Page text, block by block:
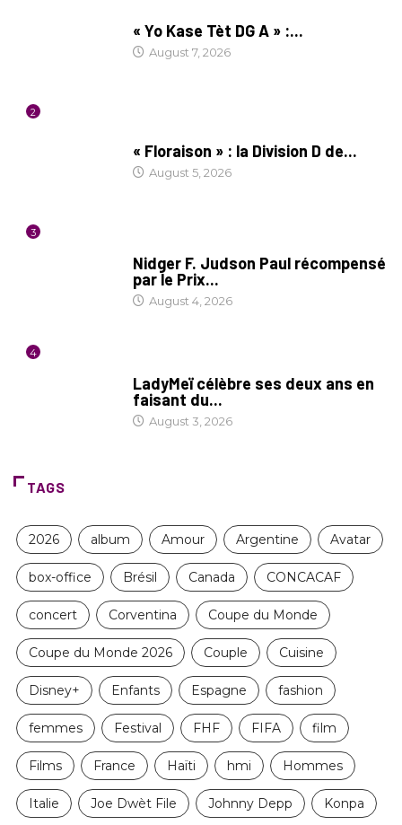
« Yo Kase Tèt DG A » :...
August 7, 2026
2
« Floraison » : la Division D de...
August 5, 2026
3
Nidger F. Judson Paul récompensé
par le Prix...
August 4, 2026
4
LadyMeï célèbre ses deux ans en
faisant du...
August 3, 2026
TAGS
2026 album Amour Argentine Avatar
box-office Brésil Canada CONCACAF
concert Corventina Coupe du Monde
Coupe du Monde 2026 Couple Cuisine
Disney+ Enfants Espagne fashion
femmes Festival FHF FIFA film
Films France Haïti hmi Hommes
Italie Joe Dwèt File Johnny Depp Konpa